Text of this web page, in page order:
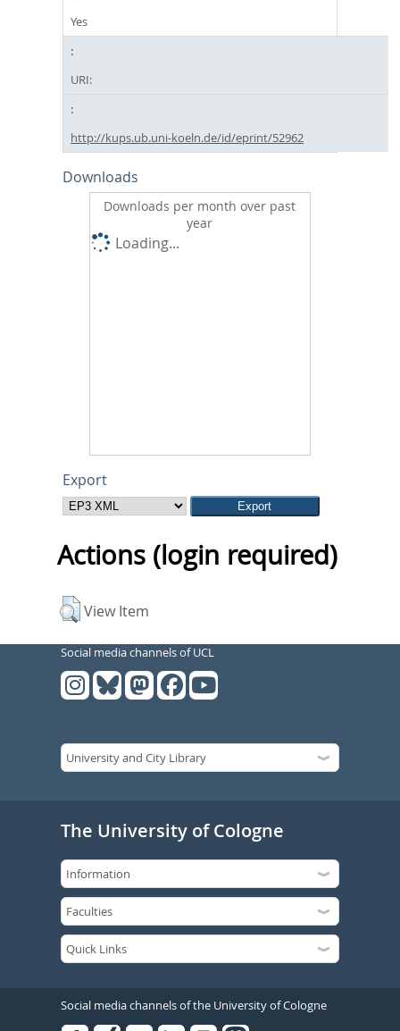
Yes
URI:
http://kups.ub.uni-koeln.de/id/eprint/52962
Downloads
Downloads per month over past
year
Loading...
Export
Actions (login required)
View Item
Social media channels of UCL
The University of Cologne
Social media channels of the University of Cologne